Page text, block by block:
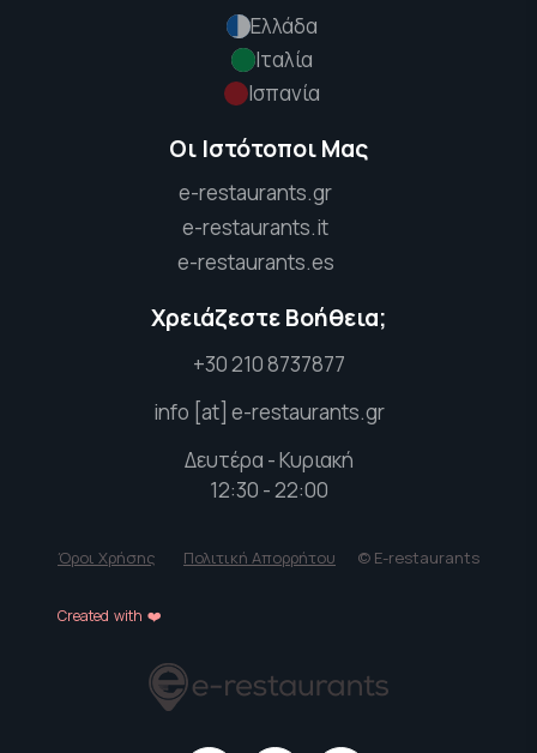
Ελλάδα
Ιταλία
Ισπανία
Οι Ιστότοποι Μας
e-restaurants.gr
e-restaurants.it
e-restaurants.es
Χρειάζεστε Βοήθεια;
+30 210 8737877
info [at] e-restaurants.gr
Δευτέρα - Κυριακή
12:30 - 22:00
Όροι Χρήσης Πολιτική Απορρήτου © E-restaurants
Created with ❤️